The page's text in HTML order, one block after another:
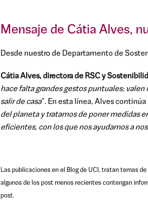
Mensaje de Cátia Alves,
Desde nuestro de Departamento de
Cátia Alves, directora de RSC y
hace falta grandes gestos puntuales;
salir de casa”. En esta línea, Alves continúa
del planeta y tratamos de poner medidas
eficientes, con los que nos ayudamos a
Las publicaciones en el Blog de UCI, tratan temas
algunos de los post menos recientes contengan
post.